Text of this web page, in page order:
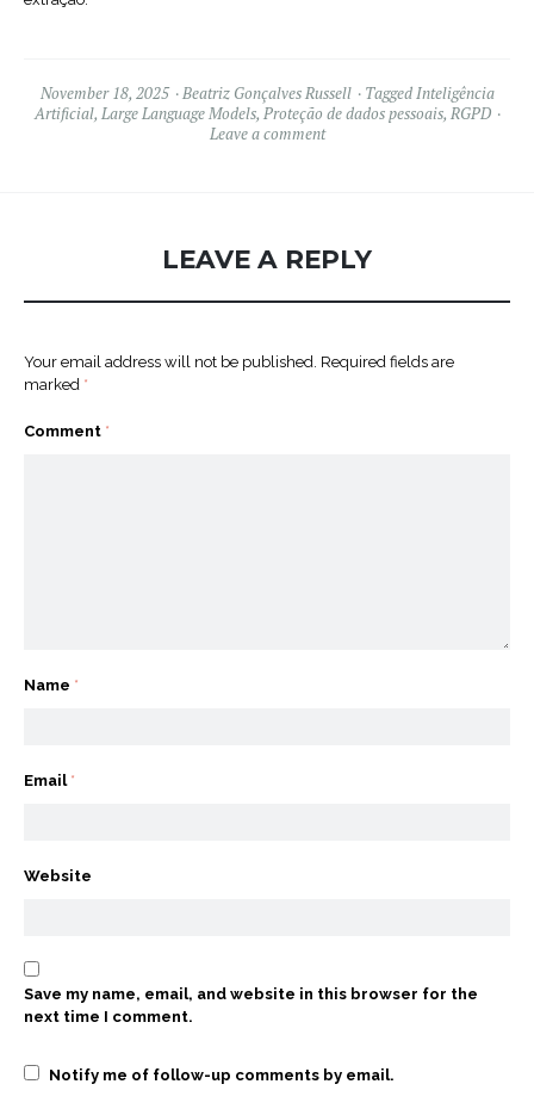
November 18, 2025 Beatriz Gonçalves Russell TaggedInteligência
Artificial, Large Language Models, Proteção de dados pessoais, RGPD
Leave a comment
LEAVE A REPLY
Your email address will not be published. Required fields are
marked *
Comment *
Name *
Email *
Website
Save my name, email, and website in this browser for the
next time I comment.
Notify me of follow-up comments by email.